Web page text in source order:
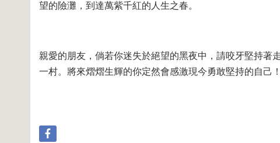
望的險灘，到達萬紫千紅的人生之春。
親愛的朋友，倘若你迷失於絕望的黑夜中，請咬牙堅持著
一村。將來熠熠生輝的你定然會感激現今勇敢堅持的自己！